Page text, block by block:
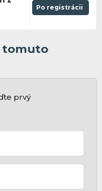
Po registrácii
tomuto
prvý